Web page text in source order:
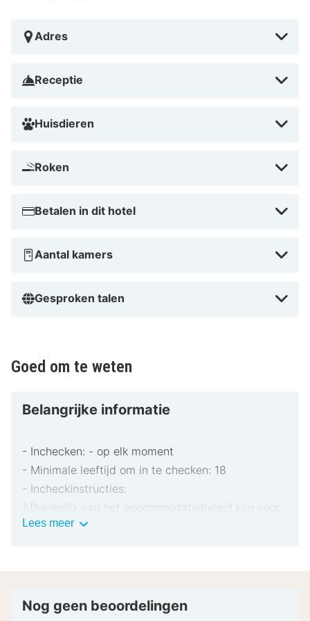
Perfect voor een romantisch uitje met gezellige kamers
fietsroutes. Waarom wachten? Boek je verblijf vandaag
te bieden heeft!
Adres
Receptie
Huisdieren
Roken
Betalen in dit hotel
Aantal kamers
Gesproken talen
Goed om te weten
Belangrijke informatie
- Inchecken: - op elk moment
- Minimale leeftijd om in te checken: 18
- Incheckinstructies:
Afhankelijk van het accommodatiebeleid kan voor
extra personen een toeslag in rekening worden
pinpas of borgsom in contanten te verstrekken
Lees meerBelangrijke
Nog geen beoordelingen